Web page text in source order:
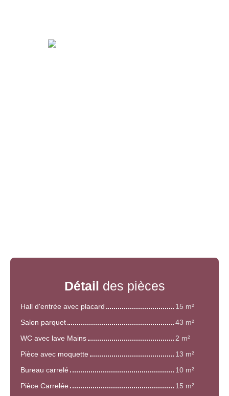
Détail des pièces
Hall d'entrée avec placard
15 m²
Salon parquet
43 m²
WC avec lave Mains
2 m²
Pièce avec moquette
13 m²
Bureau carrelé
10 m²
Pièce Carrelée
15 m²